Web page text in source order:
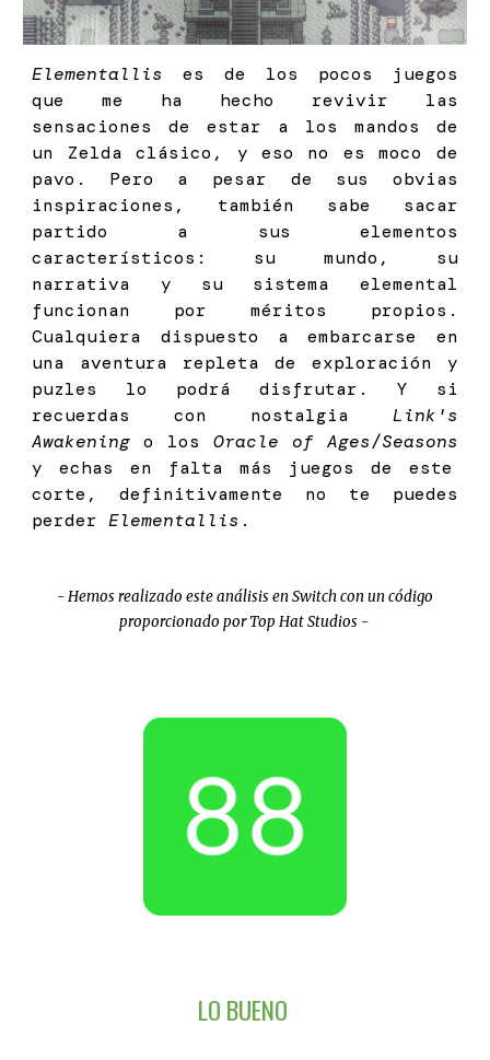
Elementallis
es de los pocos juegos
que me ha hecho revivir las
sensaciones de estar a los mandos de
un Zelda clásico, y eso no es moco de
pavo. Pero a pesar de sus obvias
inspiraciones, también sabe sacar
partido a sus elementos
característicos: su mundo, su
narrativa y su sistema elemental
funcionan por méritos propios.
Cualquiera dispuesto a embarcarse en
una aventura repleta de exploración y
puzles lo podrá disfrutar. Y si
recuerdas con nostalgia Link's
Awakening o los Oracle of Ages/Seasons
y echas en falta más juegos de este
corte, definitivamente no te puedes
perderElementallis .
- Hemos realizado este análisis enSwitchcon un código
proporcionado porTop Hat Studios -
LO BUENO